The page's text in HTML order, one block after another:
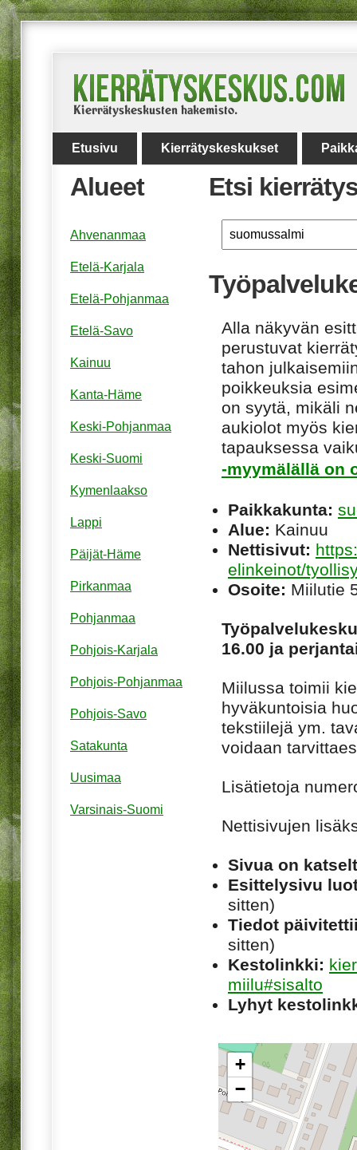
Etusivu Kierrätyskeskukset
Etsi
Alla näkyvän
perustuvat
tahon
poikkeuksia
on syytä, mikäli
aukiolot myös
tapauksessa
-myymälällä on
Paikkakunta:
Alue: Kainuu
Nettisivut:
elinkeinot/
Osoite: Miilutie
16.00 ja
Miilussa toimii
hyväkuntoisia
tekstiilejä ym.
voidaan
Lisätietoja
Nettisivujen
Sivua on
Esittelysivu
sitten)
Tiedot
sitten)
Kestolinkki:
miilu#sisalto
Lyhyt
+
−
Alueet
Ahvenanmaa
Etelä-Karjala
Etelä-Pohjanmaa
Etelä-Savo
Kainuu
Kanta-Häme
Keski-Pohjanmaa
Keski-Suomi
Kymenlaakso
Lappi
Päijät-Häme
Pirkanmaa
Pohjanmaa
Pohjois-Karjala
Pohjois-Pohjanmaa
Pohjois-Savo
Satakunta
Uusimaa
Varsinais-Suomi